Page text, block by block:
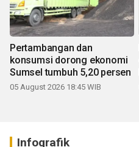
Pertambangan dan
konsumsi dorong ekonomi
Sumsel tumbuh 5,20 persen
05 August 2026 18:45 WIB
Infografik